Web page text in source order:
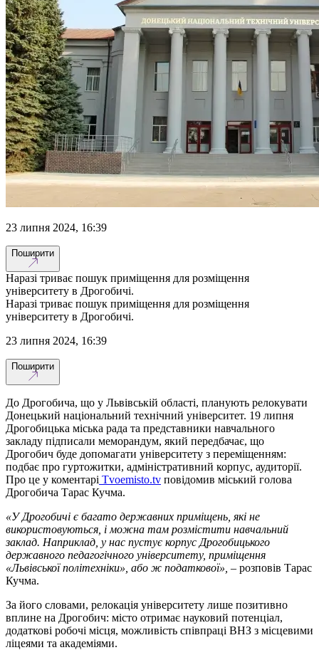
23 липня 2024, 16:39
Поширити
Наразі триває пошук приміщення для розміщення
університету в Дрогобичі.
Наразі триває пошук приміщення для розміщення
університету в Дрогобичі.
23 липня 2024, 16:39
Поширити
До Дрогобича, що у Львівській області, планують релокувати
Донецький національний технічний університет. 19 липня
Дрогобицька міська рада та представники навчального
закладу підписали меморандум, який передбачає, що
Дрогобич буде допомагати університету з переміщенням:
подбає про гуртожитки, адміністративний корпус, аудиторії.
Про це у коментарі Tvoemisto.tv повідомив міський голова
Дрогобича Тарас Кучма.
«У Дрогобичі є багато державних приміщень, які не
використовуються, і можна там розмістити навчальний
заклад. Наприклад, у нас пустує корпус Дрогобицького
державного педагогічного університету, приміщення
«Львівської політехніки», або ж податкової», – розповів Тарас
Кучма.
За його словами, релокація університету лише позитивно
вплине на Дрогобич: місто отримає науковий потенціал,
додаткові робочі місця, можливість співпраці ВНЗ з місцевими
ліцеями та академіями.